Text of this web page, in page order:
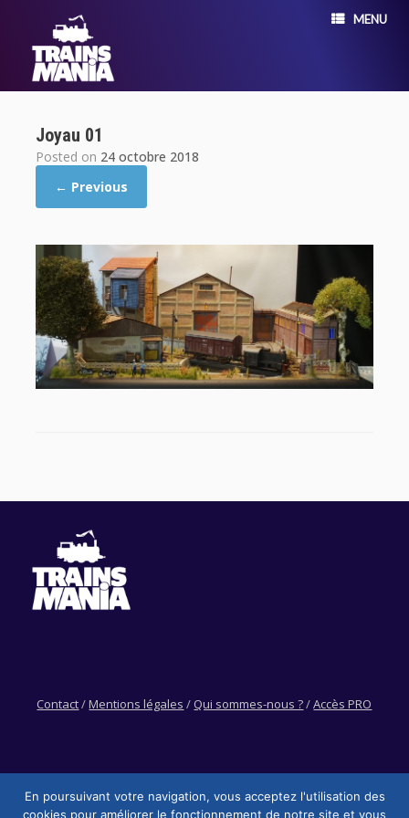
MENU
Joyau 01
Posted on 24 octobre 2018
← Previous
Contact/Mentions légales / Qui sommes-nous ?/Accès PRO
En poursuivant votre navigation, vous acceptez l'utilisation des
cookies pour améliorer le fonctionnement de notre site et vous